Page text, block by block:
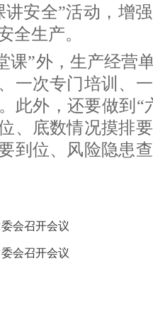
讲安全”活动，增
全生产。
课”外，生产经营
一次专门培训、
此外，还要做到
、底数情况摸排
到位、风险隐患
会召开会议
会召开会议